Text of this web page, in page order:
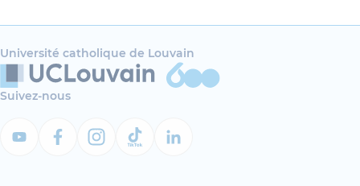
Université catholique de Louvain
Suivez-nous